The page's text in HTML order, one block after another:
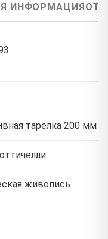
ИНФОРМАЦИЯ
тарелка 200 мм
живопись